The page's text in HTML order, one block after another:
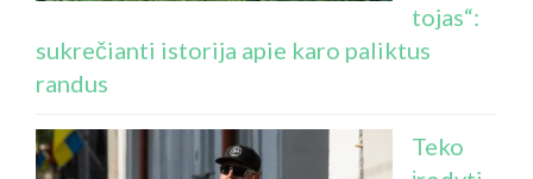
tojas“:
sukrečianti istorija apie karo paliktus
randus
Teko